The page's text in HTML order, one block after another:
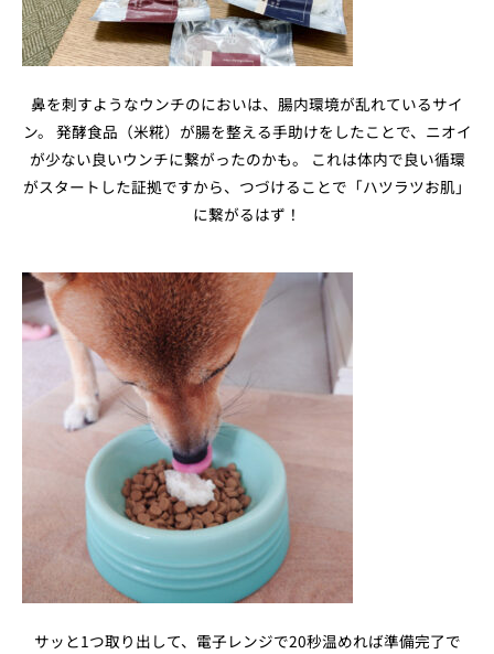
鼻を刺すようなウンチのにおいは、腸内環境が乱れているサイ
ン。 発酵食品（米糀）が腸を整える手助けをしたことで、ニオイ
が少ない良いウンチに繋がったのかも。 これは体内で良い循環
がスタートした証拠ですから、つづけることで「ハツラツお肌」
に繋がるはず！
サッと1つ取り出して、電子レンジで20秒温めれば準備完了で